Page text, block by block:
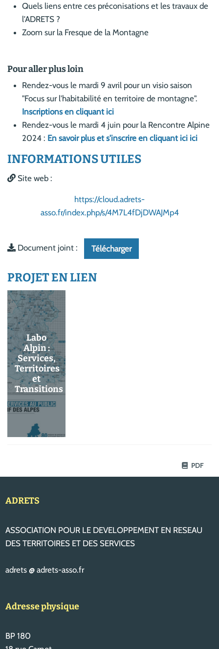
Quels liens entre ces préconisations et les travaux de
l’ADRETS ?
Zoom sur la Fresque de la Montagne
Pour aller plus loin
Rendez-vous le mardi 9 avril pour un visio saison
"Focus sur l'habitabilité en territoire de montagne".
Inscriptions en cliquant ici
Rendez-vous le mardi 4 juin pour la Rencontre Alpine
2024 : En savoir plus et s'inscrire en cliquant ici ici
INFORMATIONS UTILES
Site web :
https://cloud.adrets-
asso.fr/index.php/s/4M7L4fDjDWAJMp4
Document joint : Télécharger
PROJET EN LIEN
Labo
Alpin :
Services,
Territoires
et
Transitions
PDF
ADRETS
ASSOCIATION POUR LE DEVELOPPEMENT EN RESEAU
DES TERRITOIRES ET DES SERVICES
adrets @ adrets-asso.fr
Adresse physique
BP 180